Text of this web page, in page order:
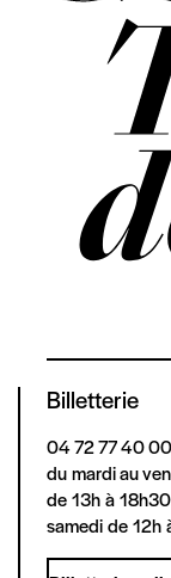
Billetterie
04 72 77 40 00
du mardi au
de 13h à 18h30
samedi de 12h